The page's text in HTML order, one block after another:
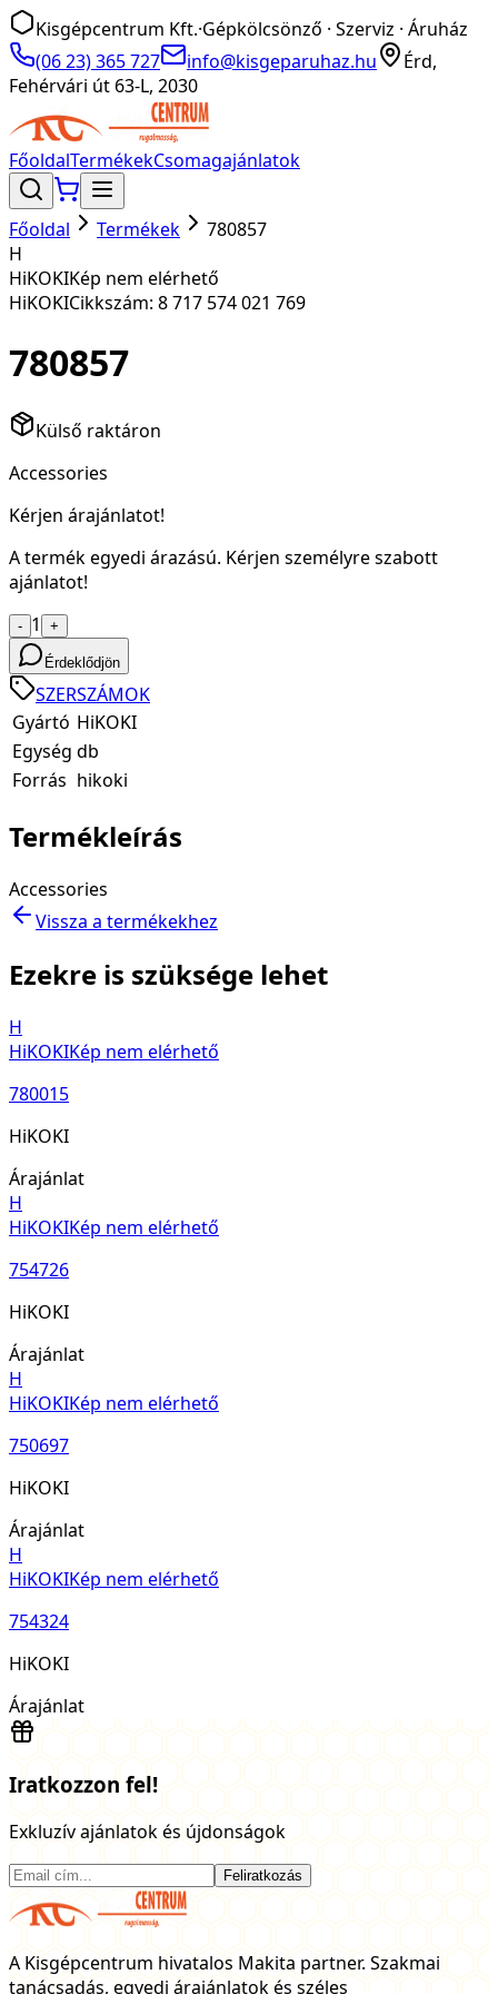
Kisgépcentrum Kft.·Gépkölcsönző · Szerviz · Áruház
(06 23) 365 727
info@kisgeparuhaz.hu
Érd,
Fehérvári út 63-L, 2030
FőoldalTermékekCsomagajánlatok
Főoldal Termékek
780857
H
HiKOKIKép nem elérhető
HiKOKICikkszám: 8 717 574 021 769
780857
Külső raktáron
Accessories
Kérjen árajánlatot!
A termék egyedi árazású. Kérjen személyre szabott
ajánlatot!
- 1 +
Érdeklődjön
SZERSZÁMOK
Gyártó HiKOKI
Egység db
Forrás hikoki
Termékleírás
Accessories
Vissza a termékekhez
Ezekre is szüksége lehet
H
HiKOKIKép nem elérhető
780015
HiKOKI
Árajánlat
H
HiKOKIKép nem elérhető
754726
HiKOKI
Árajánlat
H
HiKOKIKép nem elérhető
750697
HiKOKI
Árajánlat
H
HiKOKIKép nem elérhető
754324
HiKOKI
Árajánlat
Iratkozzon fel!
Exkluzív ajánlatok és újdonságok
Feliratkozás
A Kisgépcentrum hivatalos Makita partner. Szakmai
tanácsadás, egyedi árajánlatok és széles